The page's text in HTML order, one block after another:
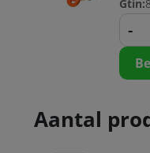
Gtin:
-
Aantal